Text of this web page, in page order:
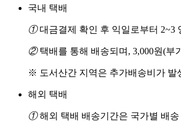
국내 택배
①대금결제 확인 후 익일로부터 2~3
②택배를 통해 배송되며, 3,000원(부
※ 도서산간 지역은 추가배송비가 발
해외 택배
①해외 택배 배송기간은 국가별 배